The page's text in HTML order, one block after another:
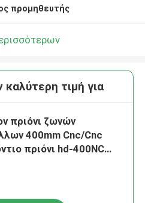
προμηθευτής
τιμή για
πριόνι ζωνών
400mm Cnc/Cnc
πριόνι hd-400NC